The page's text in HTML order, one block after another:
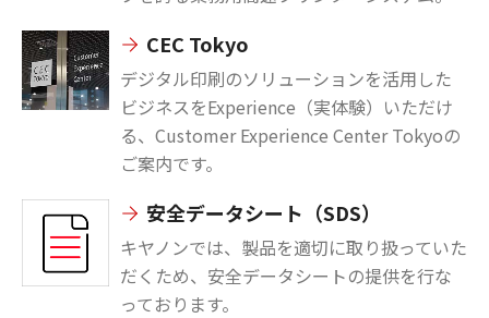
CEC Tokyo
デジタル印刷のソリューションを活用した
ビジネスをExperience（実体験）いただけ
る、Customer Experience Center Tokyoの
ご案内です。
安全データシート（SDS）
キヤノンでは、製品を適切に取り扱っていた
だくため、安全データシートの提供を行な
っております。